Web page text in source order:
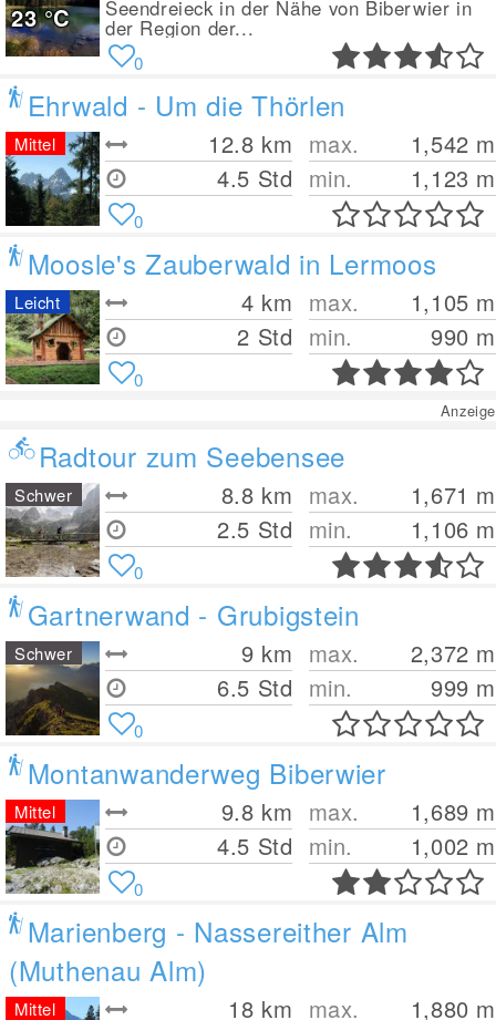
Seendreieck in der Nähe von Biberwier in
der Region der...
23°C
0
Ehrwald - Um die Thörlen
12.8 km
4.5 Std
max. 1,542 m
min.
1,123 m
Mittel
0
Moosle's Zauberwald in Lermoos
4 km
2 Std
max. 1,105 m
min.
990 m
Leicht
0
Anzeige
Radtour zum Seebensee
8.8 km
2.5 Std
max. 1,671 m
min.
1,106 m
Schwer
0
Gartnerwand - Grubigstein
9 km
6.5 Std
max. 2,372 m
min.
999 m
Schwer
0
Montanwanderweg Biberwier
9.8 km
4.5 Std
max. 1,689 m
min.
1,002 m
Mittel
0
Marienberg - Nassereither Alm
(Muthenau Alm)
18 km max. 1,880 m
Mittel